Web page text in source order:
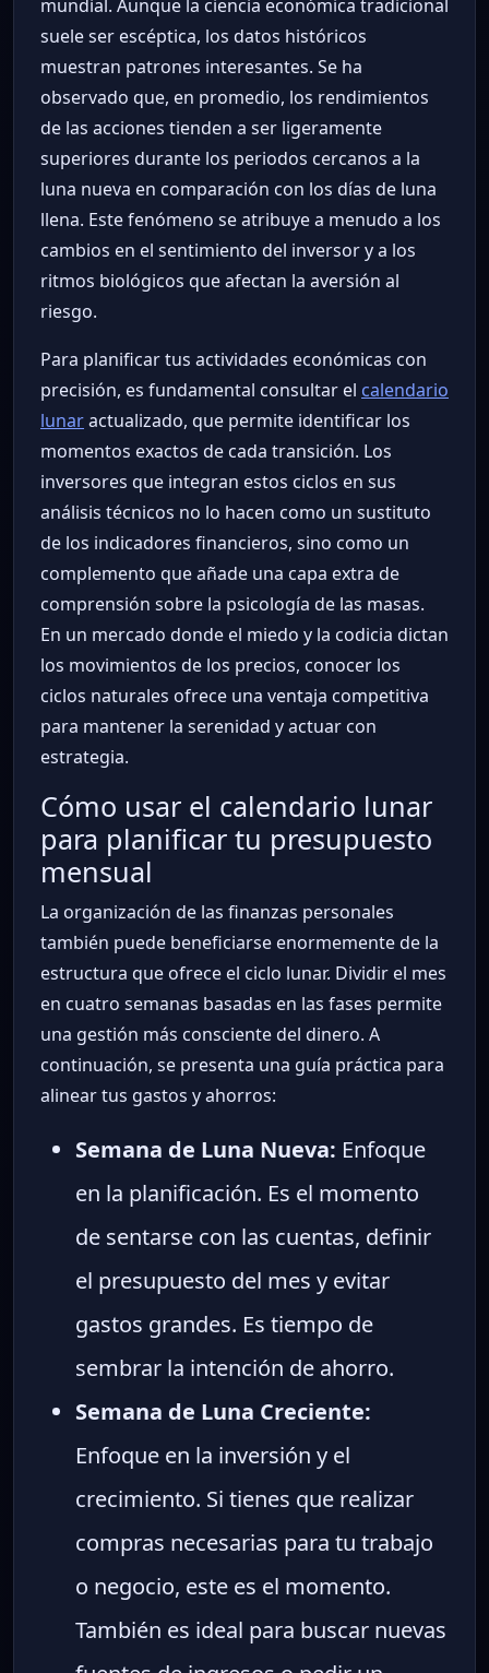
mundial. Aunque la ciencia económica tradicional
suele ser escéptica, los datos históricos
muestran patrones interesantes. Se ha
observado que, en promedio, los rendimientos
de las acciones tienden a ser ligeramente
superiores durante los periodos cercanos a la
luna nueva en comparación con los días de luna
llena. Este fenómeno se atribuye a menudo a los
cambios en el sentimiento del inversor y a los
ritmos biológicos que afectan la aversión al
riesgo.
Para planificar tus actividades económicas con
precisión, es fundamental consultar el calendario
lunaractualizado, que permite identificar los
momentos exactos de cada transición. Los
inversores que integran estos ciclos en sus
análisis técnicos no lo hacen como un sustituto
de los indicadores financieros, sino como un
complemento que añade una capa extra de
comprensión sobre la psicología de las masas.
En un mercado donde el miedo y la codicia dictan
los movimientos de los precios, conocer los
ciclos naturales ofrece una ventaja competitiva
para mantener la serenidad y actuar con
estrategia.
Cómo usar el calendario lunar
para planificar tu presupuesto
mensual
La organización de las finanzas personales
también puede beneficiarse enormemente de la
estructura que ofrece el ciclo lunar. Dividir el mes
en cuatro semanas basadas en las fases permite
una gestión más consciente del dinero. A
continuación, se presenta una guía práctica para
alinear tus gastos y ahorros:
Semana de Luna Nueva: Enfoque
en la planificación. Es el momento
de sentarse con las cuentas, definir
el presupuesto del mes y evitar
gastos grandes. Es tiempo de
sembrar la intención de ahorro.
Semana de Luna Creciente:
Enfoque en la inversión y el
crecimiento. Si tienes que realizar
compras necesarias para tu trabajo
o negocio, este es el momento.
También es ideal para buscar nuevas